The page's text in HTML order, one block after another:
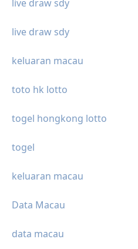
live draw sdy
live draw sdy
keluaran macau
toto hk lotto
togel hongkong lotto
togel
keluaran macau
Data Macau
data macau